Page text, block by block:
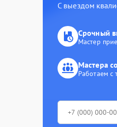
С выездом
Срочный
Мастер
Мастера
Работаем с